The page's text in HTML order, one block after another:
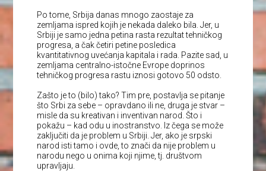
Po tome, Srbija danas mnogo zaostaje za
zemljama ispred kojih je nekada daleko bila. Jer, u
Srbiji je samo jedna petina rasta rezultat tehničkog
progresa, a čak četiri petine posledica
kvantitativnog uvećanja kapitala i rada. Pazite sad, u
zemljama centralno-istočne Evrope doprinos
tehničkog progresa rastu iznosi gotovo 50 odsto.
Zašto je to (bilo) tako? Tim pre, postavlja se pitanje
što Srbi za sebe – opravdano ili ne, druga je stvar –
misle da su kreativan i inventivan narod. Što i
pokažu – kad odu u inostranstvo. Iz čega se može
zaključiti da je problem u Srbiji. Jer, ako je srpski
narod isti tamo i ovde, to znači da nije problem u
narodu nego u onima koji njime, tj. društvom
upravljaju.